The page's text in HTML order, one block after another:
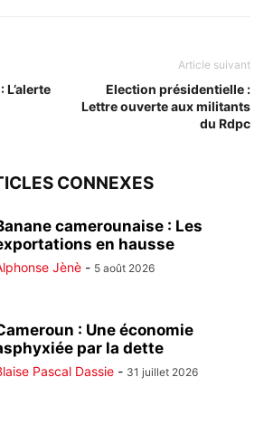
Article suivant
Election présidentielle :
Lettre ouverte aux militants
du Rdpc
CONNEXES
camerounaise : Les
en hausse
Jènè - 5 août 2026
: Une économie
par la dette
Pascal Dassie - 31 juillet 2026